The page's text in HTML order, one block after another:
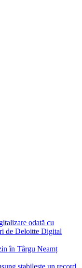
odată cu
de Deloitte Digital
în Târgu Neamț